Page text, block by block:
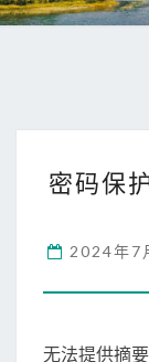
密码保
2024年7
无法提供摘